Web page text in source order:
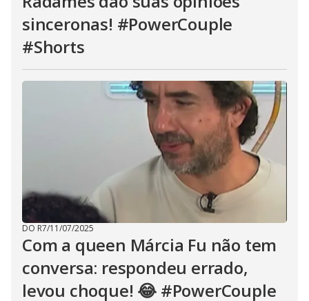
sinceronas! #PowerCouple
#Shorts
DO R7/11/07/2025
Com a queen Márcia Fu não tem
conversa: respondeu errado,
levou choque! 😂 #PowerCouple